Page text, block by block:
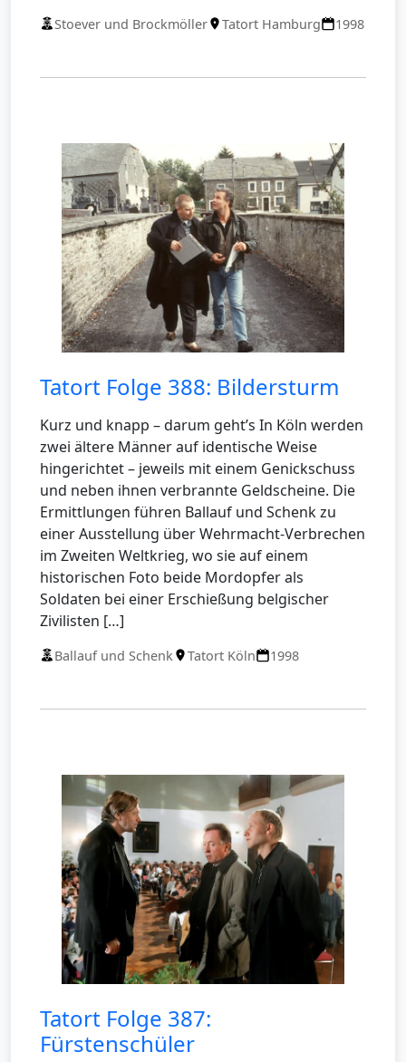
Stoever und Brockmöller Tatort Hamburg 1998
Tatort Folge 388: Bildersturm
Kurz und knapp – darum geht’s In Köln werden
zwei ältere Männer auf identische Weise
hingerichtet – jeweils mit einem Genickschuss
und neben ihnen verbrannte Geldscheine. Die
Ermittlungen führen Ballauf und Schenk zu
einer Ausstellung über Wehrmacht-Verbrechen
im Zweiten Weltkrieg, wo sie auf einem
historischen Foto beide Mordopfer als
Soldaten bei einer Erschießung belgischer
Zivilisten […]
Ballauf und Schenk Tatort Köln 1998
Tatort Folge 387:
Fürstenschüler